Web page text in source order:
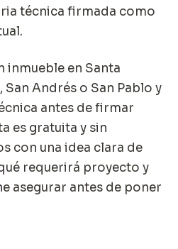
técnica firmada como
inmueble en Santa
San Andrés o San Pablo y
antes de firmar
es gratuita y sin
con una idea clara de
requerirá proyecto y
asegurar antes de poner